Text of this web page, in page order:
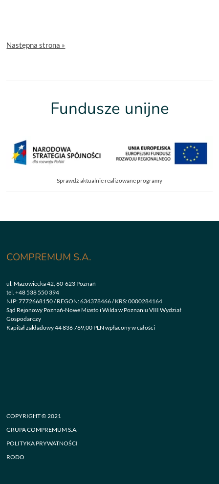
Następna strona »
Fundusze unijne
Sprawdź aktualnie realizowane programy
COMPREMUM S.A.
ul. Mazowiecka 42, 60-623 Poznań
tel.+48 538 550 394
NIP: 7772668150 / REGON: 634378466 / KRS: 0000284164
Sąd Rejonowy Poznań-Nowe Miasto i Wilda w Poznaniu VIII Wydział
Gospodarczy
Kapitał zakładowy 44 836 769,00 PLN wpłacony w całości
COPYRIGHT © 2021
GRUPA COMPREMUM S.A.
POLITYKA PRYWATNOŚCI
RODO